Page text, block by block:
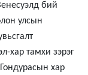
бий
улсын
хар тамхи зэрэг
хар